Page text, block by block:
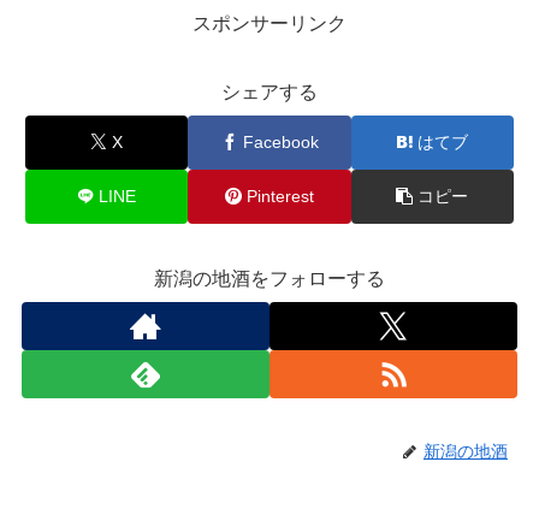
スポンサーリンク
シェアする
X Facebook はてブ
LINE Pinterest コピー
新潟の地酒をフォローする
新潟の地酒